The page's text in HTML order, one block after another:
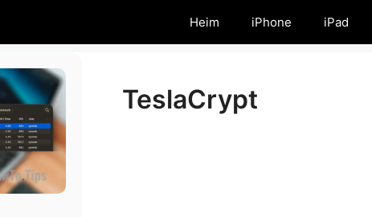
Heim iPhone iPad
TeslaCrypt